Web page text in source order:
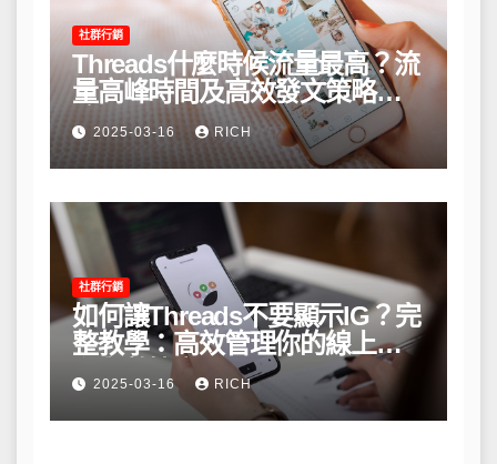
社群行銷
Threads什麼時候流量最高？流
量高峰時間及高效發文策略攻
略2025-03-16 RICH
社群行銷
如何讓Threads不要顯示IG？完
整教學：高效管理你的線上隱
私與數據安全
2025-03-16 RICH